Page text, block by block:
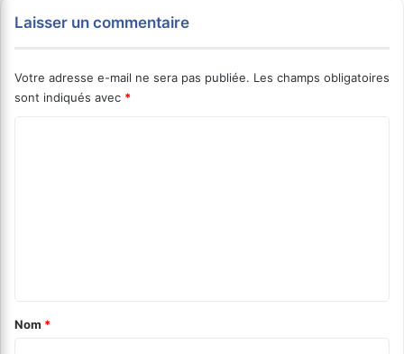
Laisser un commentaire
Votre adresse e-mail ne sera pas publiée. Les champs obligatoires
sont indiqués avec *
a
Nom *